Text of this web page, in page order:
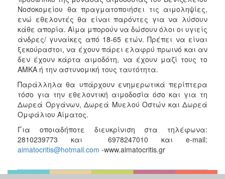
Νοσοκομείου θα πραγματοποιήσει τις αιμοληψίες,
ενώ εθελοντές θα είναι παρόντες για να λύσουν
κάθε απορία. Αίμα μπορούν να δώσουν όλοι οι υγιείς
άνδρες/ γυναίκες από 18-65 ετών. Πρέπει να είναι
ξεκούραστοι, να έχουν πάρει ελαφρύ πρωινό και αν
δεν έχουν κάρτα αιμοδότη, να έχουν μαζί τους το
ΑΜΚΑ ή την αστυνομική τους ταυτότητα.
Παράλληλα θα υπάρχουν ενημερωτικά περίπτερα
τόσο για την εθελοντική αιμοδοσία όσο και για τη
Δωρεά Οργάνων, Δωρεά Μυελού Οστών και Δωρεά
Ομφάλιου Αίματος.
Για οποιαδήποτε διευκρίνιση στα τηλέφωνα:
2810239773 και 6978247010 και e-mail:
aimatocritis@hotmail.com -www.aimatocritis.gr